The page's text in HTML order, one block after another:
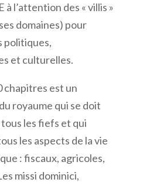
l’attention des « villis »
domaines) pour
politiques,
et culturelles.
chapitres est un
royaume qui se doit
les fiefs et qui
les aspects de la vie
: fiscaux, agricoles,
missi dominici,